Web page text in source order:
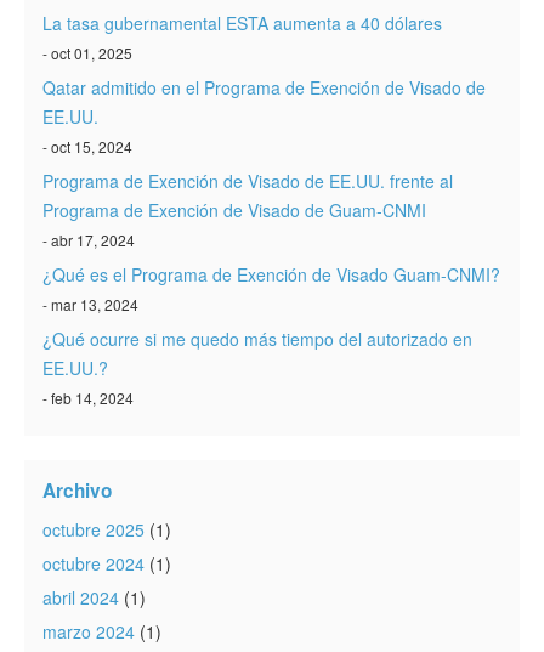
La tasa gubernamental ESTA aumenta a 40 dólares
- oct 01, 2025
Qatar admitido en el Programa de Exención de Visado de
EE.UU.
- oct 15, 2024
Programa de Exención de Visado de EE.UU. frente al
Programa de Exención de Visado de Guam-CNMI
- abr 17, 2024
¿Qué es el Programa de Exención de Visado Guam-CNMI?
- mar 13, 2024
¿Qué ocurre si me quedo más tiempo del autorizado en
EE.UU.?
- feb 14, 2024
Archivo
octubre 2025 (1)
octubre 2024 (1)
abril 2024 (1)
marzo 2024 (1)